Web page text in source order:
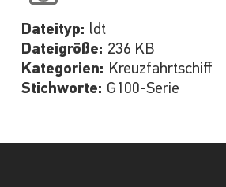
Dateityp: ldt
Dateigröße: 236 KB
Kategorien: Kreuzfahrtschiff
Stichworte: G100-Serie